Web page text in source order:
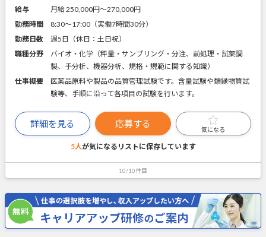
給与
月給 250,000円〜270,000円
勤務時間
8:30～17:00（実働7時間30分）
勤務日数
週5日（休日：土日祝）
職種分野
バイオ・化学（秤量・サンプリング・分注、前処理・試薬調
製、手分析、機器分析、規格・規範に関する知識）
仕事概要
医薬品原料や製品の品質管理試験です。含量試験や類縁物質試
験等、手順に沿って各項目の試験を行います。
詳細を見る 応募する
気になる
5人が気になるリストに保存しています
10/10件目